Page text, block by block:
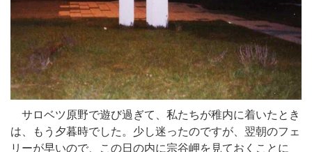
サロベツ原野で遊び過ぎて、私たちが稚内に着いたとき
は、もう夕暮時でした。少し迷ったのですが、翌朝のフェ
リーが早いので、この日の内に宗谷岬を見ておくことに